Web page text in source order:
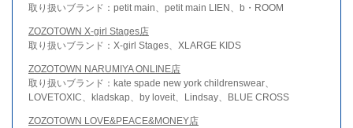
取り扱いブランド：petit main、petit main LIEN、b・ROOM
ZOZOTOWN X-girl Stages店
取り扱いブランド：X-girl Stages、XLARGE KIDS
ZOZOTOWN NARUMIYA ONLINE店
取り扱いブランド：kate spade new york childrenswear、
LOVETOXIC、kladskap、by loveit、Lindsay、BLUE CROSS
ZOZOTOWN LOVE&PEACE&MONEY店